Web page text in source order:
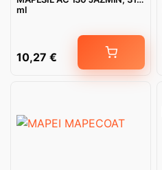
ml
10,27 €